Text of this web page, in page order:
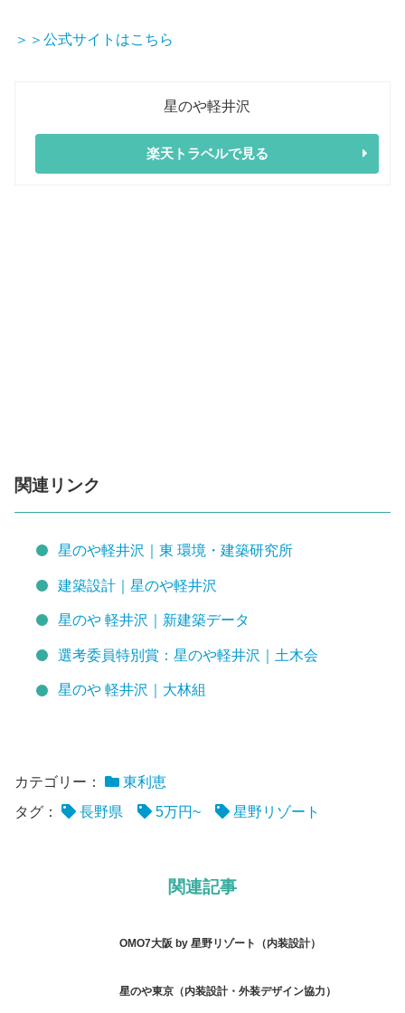
＞＞公式サイトはこちら
星のや軽井沢
楽天トラベルで見る
関連リンク
星のや軽井沢｜東 環境・建築研究所
建築設計｜星のや軽井沢
星のや 軽井沢｜新建築データ
選考委員特別賞：星のや軽井沢｜土木会
星のや 軽井沢｜大林組
カテゴリー：
東利恵
タグ：
長野県 5万円~ 星野リゾート
関連記事
OMO7大阪 by 星野リゾート（内装設計）
星のや東京（内装設計・外装デザイン協力）